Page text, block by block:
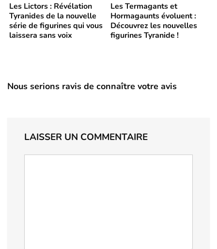
Les Lictors : Révélation
Tyranides de la nouvelle
série de figurines qui vous
laissera sans voix
Les Termagants et
Hormagaunts évoluent :
Découvrez les nouvelles
figurines Tyranide !
Nous serions ravis de connaître votre avis
LAISSER UN COMMENTAIRE